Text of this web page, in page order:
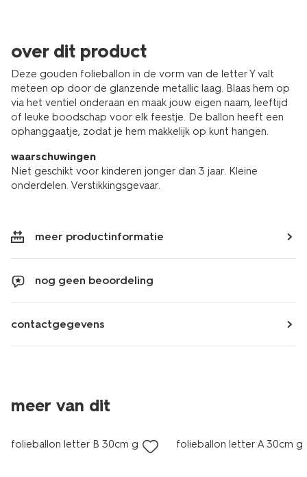
over dit product
Deze gouden folieballon in de vorm van de letter Y valt
meteen op door de glanzende metallic laag. Blaas hem op
via het ventiel onderaan en maak jouw eigen naam, leeftijd
of leuke boodschap voor elk feestje. De ballon heeft een
ophanggaatje, zodat je hem makkelijk op kunt hangen.
waarschuwingen
Niet geschikt voor kinderen jonger dan 3 jaar. Kleine
onderdelen. Verstikkingsgevaar.
meer productinformatie
nog geen beoordeling
contactgegevens
meer van dit
folieballon letter B 30cm goud folieballon letter A 30cm